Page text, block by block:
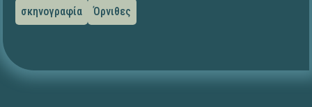
σκηνογραφία
Όρνιθες